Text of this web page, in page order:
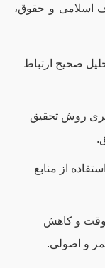
اسلامی و حقوق،
صحیح ارتباط
روش تحقیق
از منابع
و کاهش
و اصولی.